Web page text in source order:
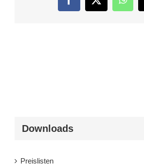
FacebookTwitter
Downloads
Preislisten